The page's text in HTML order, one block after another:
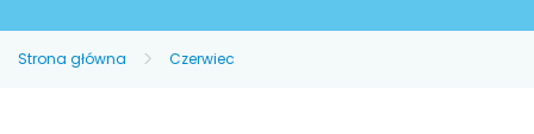
Strona główna Czerwiec